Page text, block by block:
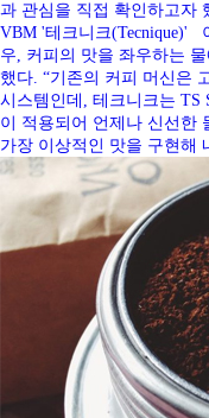
과 관심을 직접 확인하고자
VBM '테크니크(Tecnique)'
우, 커피의 맛을 좌우하는
했다. “기존의 커피 머신은
시스템인데, 테크니크는 TS
이 적용되어 언제나 신선한
가장 이상적인 맛을 구현해